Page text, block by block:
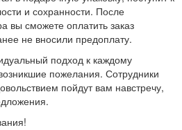
и сохранности. После
вы сможете оплатить заказ
не вносили предоплату.
подход к каждому
пожелания. Сотрудники
пойдут вам навстречу,